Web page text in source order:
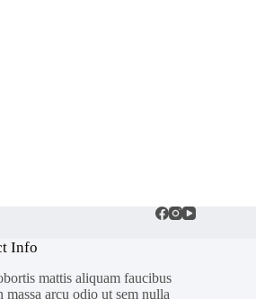
Info
mattis aliquam faucibus
massa arcu odio ut sem nulla